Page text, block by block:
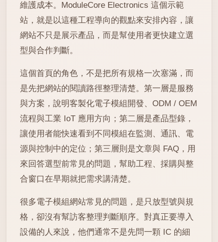
維護成本。ModuleCore Electronics 這個示範
站，就是以這種工程導向的觀點來安排內容，讓
網站不只是展示產品，而是幫使用者更快建立選
型與合作判斷。
這個首頁的角色，不是把所有規格一次塞滿，而
是先把網站的閱讀路徑整理清楚。第一層是服務
與方案，說明客製化電子模組開發、ODM / OEM
流程與工業 IoT 應用方向；第二層是產品型錄，
讓使用者能快速看到不同模組在監測、通訊、電
源與控制中的定位；第三層則是文章與 FAQ，用
來回答選型前常見的問題，幫助工程、採購與整
合窗口在早期就把需求講清楚。
很多電子模組網站常見的問題，是只放型號與規
格，卻沒有幫訪客整理判斷順序。對真正要導入
設備的人來說，他們通常不是先問一顆 IC 的細